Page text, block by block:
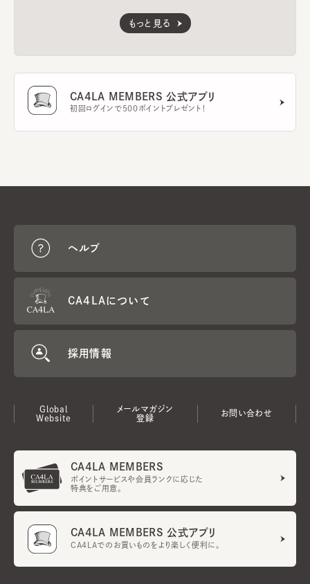
もっと見る
CA4LA MEMBERS 公式アプリ
初回ログインで500ポイントプレゼント！
ヘルプ
CA4LAについて
採用情報
Global
Website
メールマガジン
登録
お問い合わせ
CA4LA MEMBERS
ポイントサービスや会員ランクに応じた
特典をご用意。
CA4LA MEMBERS 公式アプリ
CA4LAでのお買いものをより楽しく便利に。